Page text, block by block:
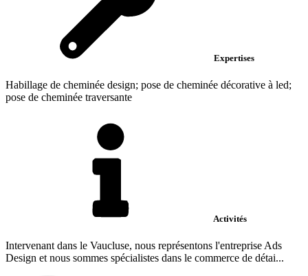
Expertises
Habillage de cheminée design; pose de cheminée décorative à led;
pose de cheminée traversante
Activités
Intervenant dans le Vaucluse, nous représentons l'entreprise Ads
Design et nous sommes spécialistes dans le commerce de détai...